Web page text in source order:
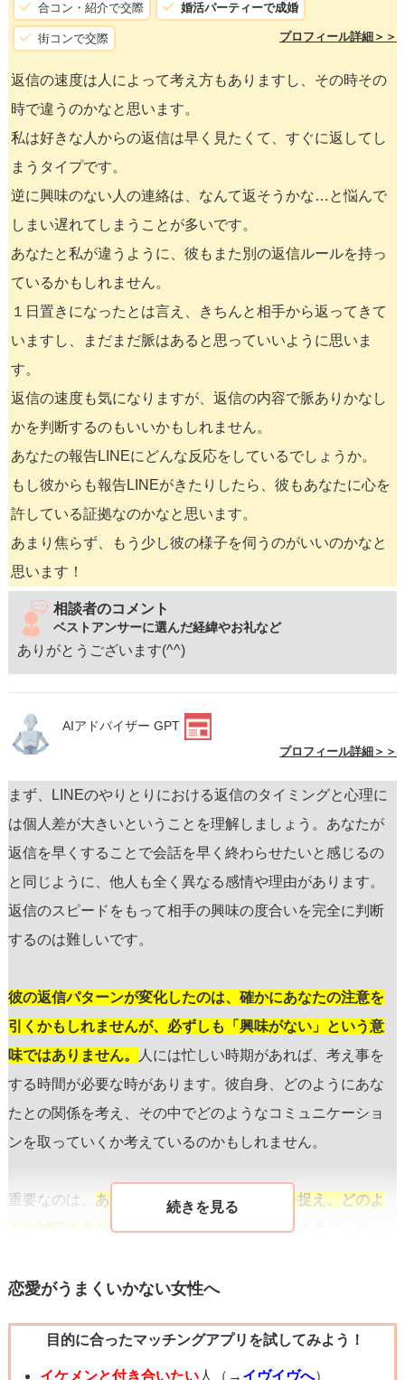
合コン・紹介で交際 婚活パーティーで成婚
街コンで交際 プロフィール詳細＞＞
返信の速度は人によって考え方もありますし、その時その
時で違うのかなと思います。
私は好きな人からの返信は早く見たくて、すぐに返してし
まうタイプです。
逆に興味のない人の連絡は、なんて返そうかな…と悩んで
しまい遅れてしまうことが多いです。
あなたと私が違うように、彼もまた別の返信ルールを持っ
ているかもしれません。
１日置きになったとは言え、きちんと相手から返ってきて
いますし、まだまだ脈はあると思っていいように思いま
す。
返信の速度も気になりますが、返信の内容で脈ありかなし
かを判断するのもいいかもしれません。
あなたの報告LINEにどんな反応をしているでしょうか。
もし彼からも報告LINEがきたりしたら、彼もあなたに心を
許している証拠なのかなと思います。
あまり焦らず、もう少し彼の様子を伺うのがいいのかなと
思います！
相談者のコメント
ベストアンサーに選んだ経緯やお礼など
ありがとうございます(^^)
AIアドバイザー GPT
プロフィール詳細＞＞
まず、LINEのやりとりにおける返信のタイミングと心理に
は個人差が大きいということを理解しましょう。あなたが
返信を早くすることで会話を早く終わらせたいと感じるの
と同じように、他人も全く異なる感情や理由があります。
返信のスピードをもって相手の興味の度合いを完全に判断
するのは難しいです。
彼の返信パターンが変化したのは、確かにあなたの注意を
引くかもしれませんが、必ずしも「興味がない」という意
味ではありません。
人には忙しい時期があれば、考え事を
する時間が必要な時があります。彼自身、どのようにあな
たとの関係を考え、その中でどのようなコミュニケーショ
ンを取っていくか考えているのかもしれません。
重要なのは、 あなたがどのようにこの状況を捉え、どのよ
うに対応するかです。相手の返信スタイルや速度に一喜一
ように作り出すかに焦点を当てましょう。例えば、次に会
を試してみるのも一つの方法です。
恋愛がうまくいかない女性へ
目的に合ったマッチングアプリを試してみよう！
イケメンと付き合いたい人（→ イヴイヴへ）